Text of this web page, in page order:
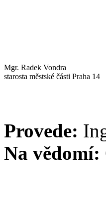
Mgr. Radek Vondra
starosta městské části Praha 14
Provede:
Na vědomí: